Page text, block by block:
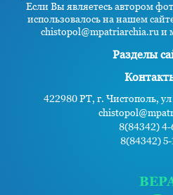
Если Вы являетесь автором
использовалось на нашем
chistopol@mpatriarchia.ru и
Разделы
422980 РТ, г. Чистополь,
8(84342)
8(84342) 5-